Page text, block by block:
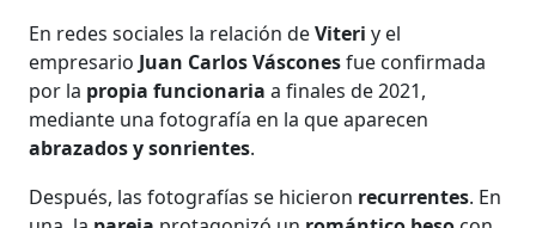
En redes sociales la relación deViteri y el
empresario Juan Carlos Vásconesfue confirmada
por la propia funcionaria a finales de 2021,
mediante una fotografía en la que aparecen
abrazados y sonrientes.
Después, las fotografías se hicieron recurrentes. En